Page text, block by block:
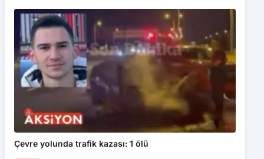
Çevre yolunda trafik kazası: 1 ölü